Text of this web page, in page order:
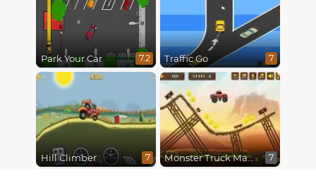
Park Your Car 7.2 Traffic Go 7
Hill Climber 7 Monster Truck Madness 7